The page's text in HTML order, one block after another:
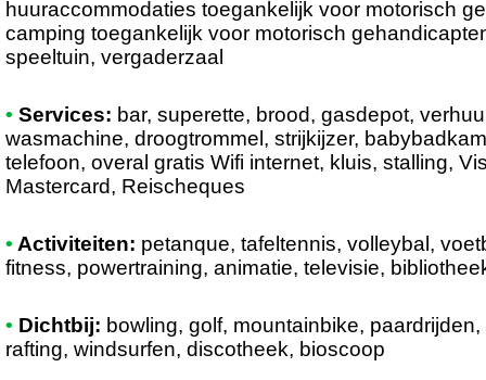
huuraccommodaties toegankelijk voor motorisch
camping toegankelijk voor motorisch
speeltuin, vergaderzaal
• Services: bar, superette, brood, gasdepot,
wasmachine, droogtrommel, strijkijzer,
telefoon, overal gratis Wifi internet, kluis, stalling,
Mastercard, Reischeques
• Activiteiten: petanque, tafeltennis, volleybal,
fitness, powertraining, animatie, televisie,
• Dichtbij: bowling, golf, mountainbike,
rafting, windsurfen, discotheek, bioscoop